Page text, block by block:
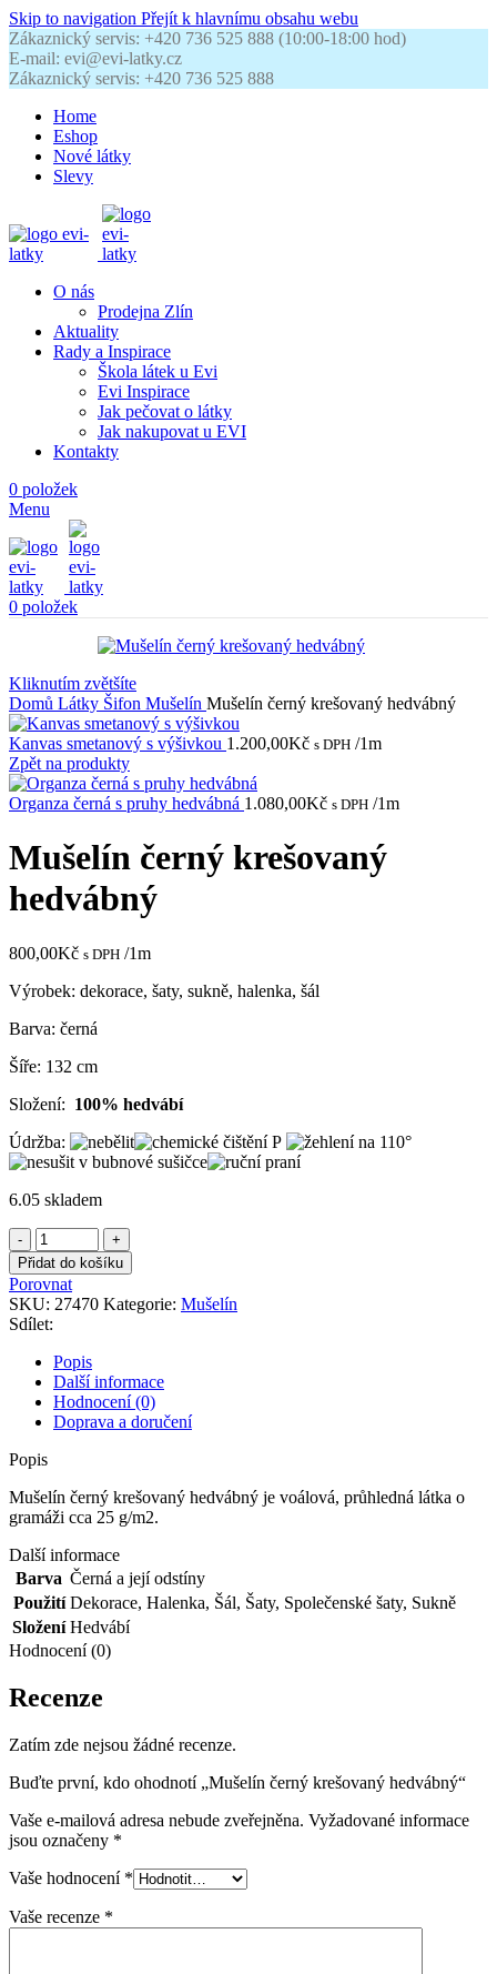
Skip to navigation Přejít k hlavnímu obsahu webu
Zákaznický servis: +420 736 525 888 (10:00-18:00 hod)
E-mail: evi@evi-latky.cz
Zákaznický servis: +420 736 525 888
Home
Eshop
Nové látky
Slevy
O nás
Prodejna Zlín
Aktuality
Rady a Inspirace
Škola látek u Evi
Evi Inspirace
Jak pečovat o látky
Jak nakupovat u EVI
Kontakty
0 položek
Menu
0 položek
Kliknutím zvětšíte
Domů Látky Šifon Mušelín Mušelín černý krešovaný hedvábný
Kanvas smetanový s výšivkou 1.200,00Kč s DPH /1m
Zpět na produkty
Organza černá s pruhy hedvábná 1.080,00Kč s DPH /1m
Mušelín černý krešovaný
hedvábný
800,00Kč s DPH /1m
Výrobek: dekorace, šaty, sukně, halenka, šál
Barva: černá
Šíře: 132 cm
Složení: 100% hedvábí
Údržba:
6.05 skladem
Mušelín
černý
krešovaný
hedvábný
množství
Přidat do košíku
Porovnat
SKU: 27470 Kategorie: Mušelín
Sdílet:
Popis
Další informace
Hodnocení (0)
Doprava a doručení
Popis
Mušelín černý krešovaný hedvábný je voálová, průhledná látka o
gramáži cca 25 g/m2.
Další informace
Barva Černá a její odstíny
Použití Dekorace, Halenka, Šál, Šaty, Společenské šaty, Sukně
Složení Hedvábí
Hodnocení (0)
Recenze
Zatím zde nejsou žádné recenze.
Buďte první, kdo ohodnotí „Mušelín černý krešovaný hedvábný“
Vaše e-mailová adresa nebude zveřejněna. Vyžadované informace
jsou označeny *
Vaše hodnocení *
Vaše recenze *